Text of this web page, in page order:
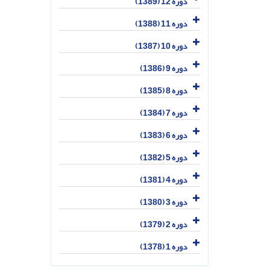
دوره 11 (1388)
دوره 10 (1387)
دوره 9 (1386)
دوره 8 (1385)
دوره 7 (1384)
دوره 6 (1383)
دوره 5 (1382)
دوره 4 (1381)
دوره 3 (1380)
دوره 2 (1379)
دوره 1 (1378)